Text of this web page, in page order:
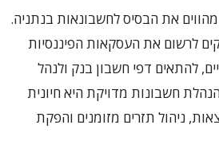
את הבסיס לחשבונאות בנתניה.
לרשום את העסקאות הפיננסיות
להתאים דפי חשבון בנק ולנהל
חשבונות מדויקת היא חיונית
ניהול תזרים מזומנים והפקת